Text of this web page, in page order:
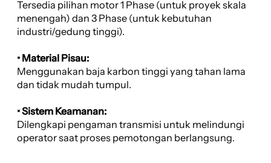
Tersedia pilihan motor 1 Phase (untuk proyek skala
menengah) dan 3 Phase (untuk kebutuhan
industri/gedung tinggi).
• Material Pisau:
Menggunakan baja karbon tinggi yang tahan lama
dan tidak mudah tumpul.
• Sistem Keamanan:
Dilengkapi pengaman transmisi untuk melindungi
operator saat proses pemotongan berlangsung.